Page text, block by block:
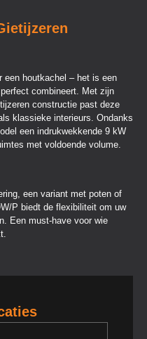
een houtkachel – het is een
combineert. Met zijn
constructie past deze
klassieke interieurs. Ondanks
een indrukwekkende 9 kW
met voldoende volume.
een variant met poten of
P biedt de flexibiliteit om uw
Een must-have voor wie